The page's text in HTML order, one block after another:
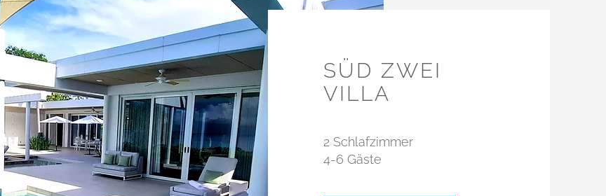
SÜD ZWEI
VILLA
2 Schlafzimmer
4-6 Gäste